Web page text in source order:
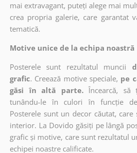
mai extravagant, puteți alege mai
crea propria galerie, care garantat
tematică.
Motive unice de la echipa noastră
Posterele sunt rezultatul muncii
grafic. Creează motive speciale, pe
găsi în altă parte. Încearcă,
tunându-le în culori în funcție
Posterele sunt un decor căutat,
interior. La Dovido găsiți pe lângă
grafic și motive, care sunt rezultatul
echipei noastre calificate.